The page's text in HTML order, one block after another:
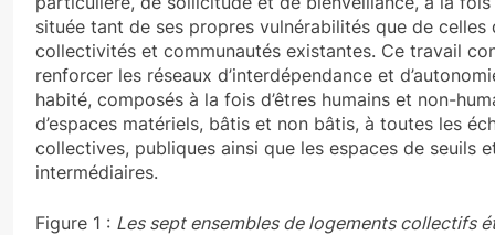
située tant de ses propres vulnérabilités que de celles
collectivités et communautés existantes. Ce travail
renforcer les réseaux d’interdépendance et
habité, composés à la fois d’êtres humains et non-
d’espaces matériels, bâtis et non bâtis, à toutes les
collectives, publiques ainsi que les espaces de seuils
intermédiaires.
Figure 1 : Les sept ensembles de logements collectifs